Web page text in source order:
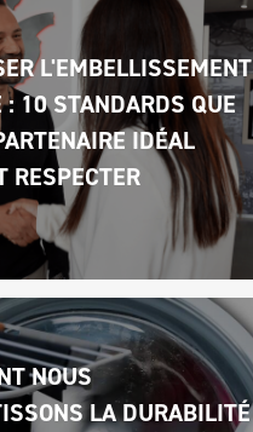
L'EMBELLISSEMENT
: 10 STANDARDS QUE
IDÉAL
RESPECTER
NOUS
LA DURABILITÉ